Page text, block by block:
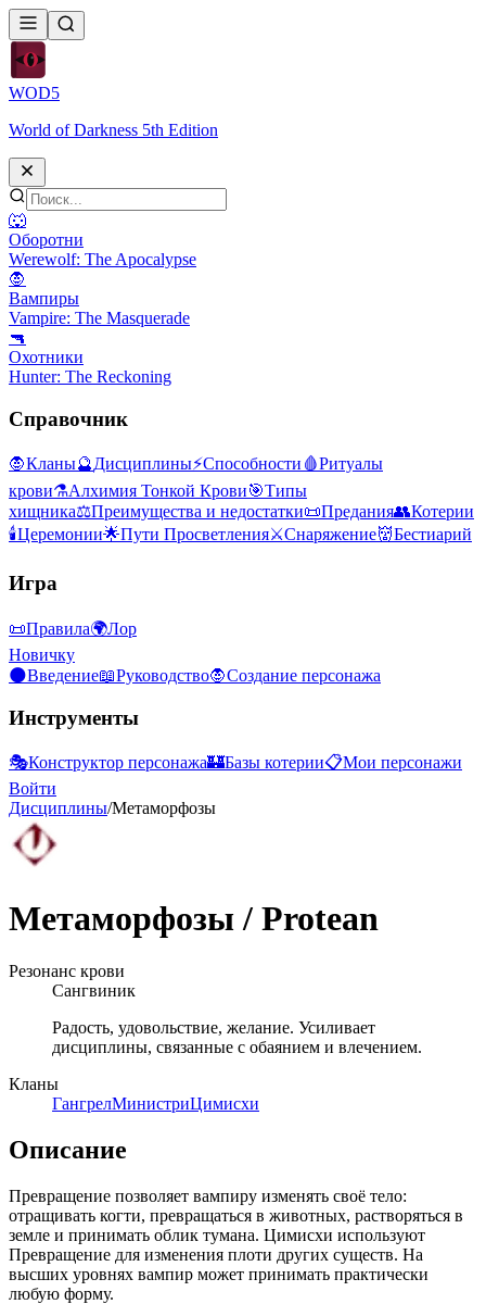
WOD5
World of Darkness 5th Edition
🐺
Оборотни
Werewolf: The Apocalypse
🧛
Вампиры
Vampire: The Masquerade
🔫
Охотники
Hunter: The Reckoning
Справочник
🧛Кланы🔮Дисциплины⚡Способности 🩸Ритуалы
крови⚗️Алхимия Тонкой Крови🎯Типы
хищника⚖️Преимущества и недостатки📜Предания👥Котерии
🕯️Церемонии🌟Пути Просветления⚔️Снаряжение👹Бестиарий
Игра
📜Правила🌍Лор
Новичку
🌑Введение📖Руководство🧛Создание персонажа
Инструменты
🎭Конструктор персонажа🏰Базы котерии📋Мои персонажи
Войти
Дисциплины/Метаморфозы
Метаморфозы / Protean
Резонанс крови
Сангвиник
Радость, удовольствие, желание. Усиливает
дисциплины, связанные с обаянием и влечением.
Кланы
ГангрелМинистриЦимисхи
Описание
Превращение позволяет вампиру изменять своё тело:
отращивать когти, превращаться в животных, растворяться в
земле и принимать облик тумана. Цимисхи используют
Превращение для изменения плоти других существ. На
высших уровнях вампир может принимать практически
любую форму.